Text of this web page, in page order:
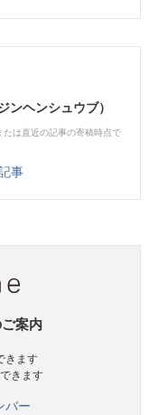
ヘンシュウブ）
は直近の記事の寄稿時点で
事
案内
きます
きます
バー